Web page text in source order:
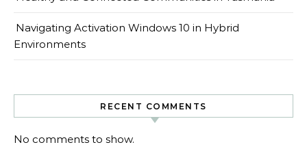
Navigating Activation Windows 10 in Hybrid
Environments
RECENT COMMENTS
No comments to show.